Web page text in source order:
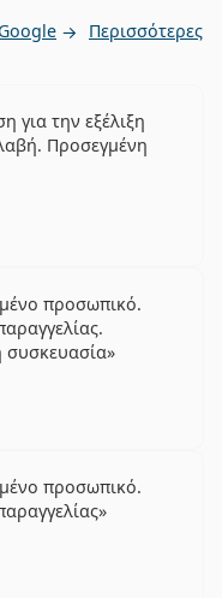
Περισσότερες
για την εξέλιξη
Προσεγμένη
προσωπικό.
συσκευασία
προσωπικό.